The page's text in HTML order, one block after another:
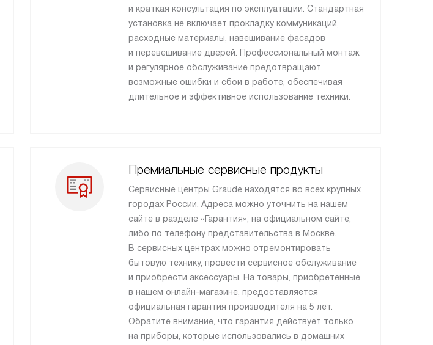
и краткая консультация по эксплуатации. Стандартная
установка не включает прокладку коммуникаций,
расходные материалы, навешивание фасадов
и перевешивание дверей. Профессиональный монтаж
и регулярное обслуживание предотвращают
возможные ошибки и сбои в работе, обеспечивая
длительное и эффективное использование техники.
Премиальные сервисные продукты
Сервисные центры Graude находятся во всех крупных
городах России. Адреса можно уточнить на нашем
сайте в разделе «Гарантия», на официальном сайте,
либо по телефону представительства в Москве.
В сервисных центрах можно отремонтировать
бытовую технику, провести сервисное обслуживание
и приобрести аксессуары. На товары, приобретенные
в нашем онлайн-магазине, предоставляется
официальная гарантия производителя на 5 лет.
Обратите внимание, что гарантия действует только
на приборы, которые использовались в домашних